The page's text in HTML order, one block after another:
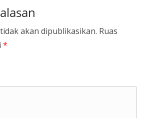
akan dipublikasikan. Ruas
*